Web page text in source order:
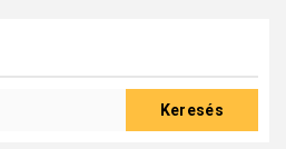
Keresés